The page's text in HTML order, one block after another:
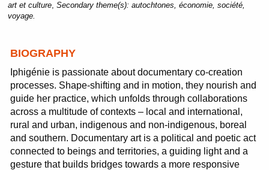
art et culture, Secondary theme(s): autochtones, économie, société,
voyage.
BIOGRAPHY
Iphigénie is passionate about documentary co-creation
processes. Shape-shifting and in motion, they nourish and
guide her practice, which unfolds through collaborations
across a multitude of contexts – local and international,
rural and urban, indigenous and non-indigenous, boreal
and southern. Documentary art is a political and poetic act
connected to beings and territories, a guiding light and a
gesture that builds bridges towards a more responsive